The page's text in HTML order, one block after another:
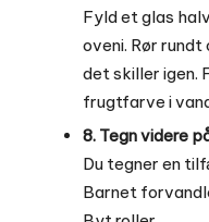
Fyld et glas
oveni. Rør
det skiller igen.
frugtfarve i
8. Tegn videre
Du tegner en
Barnet